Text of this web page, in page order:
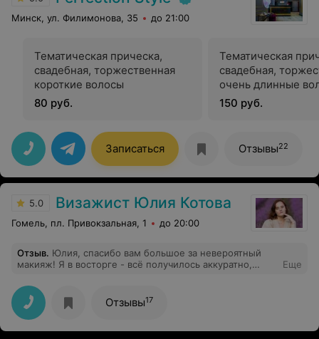
Минск, ул. Филимонова, 35 до 21:00
Тематическая прическа,
свадебная, торжественная
короткие волосы
80 руб.
Тематическая
свадебная,
очень длинные
150 руб.
Записаться Отзывы22
5.0 Визажист Юлия Котова
Гомель, пл. Привокзальная, 1 до 20:00
Отзыв. Юлия, спасибо вам большое за невероятный
макияж! Я в восторге - всё получилось аккуратно,
атмосферу в студии - уютно, спокойно и очень
комфортно. Чувствуется, что здесь заботятся о
клиентах и любят своё дело. Так же очень комфортно с
вами, вы сделали процесс не только красивым, но и
по-настоящему приятным Обязательно вернусь снова
Еще
Отзывы17